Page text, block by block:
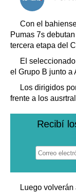
Clasificados
Suplementos
Servicios
Con el
Pumas 7s
tercera etapa del
El
el Grupo B junto a
Los dirigidos
frente a los
Recibí
Luego